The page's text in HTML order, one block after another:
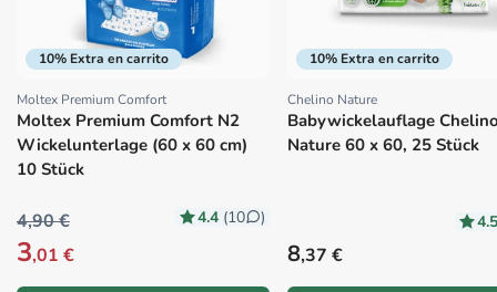
10% Extra en carrito
Proveedor:
Moltex Premium Comfort
Moltex Premium Comfort N2
Wickelunterlage (60 x 60 cm)
10 Stück
4.4 (10 )
4,90 €
3,01 €
10% Extra en carrito
Proveedor:
Chelino Nature
Babywickelauflage
Nature 60 x 60, 25 Stück
Precio habitual
8,37 €